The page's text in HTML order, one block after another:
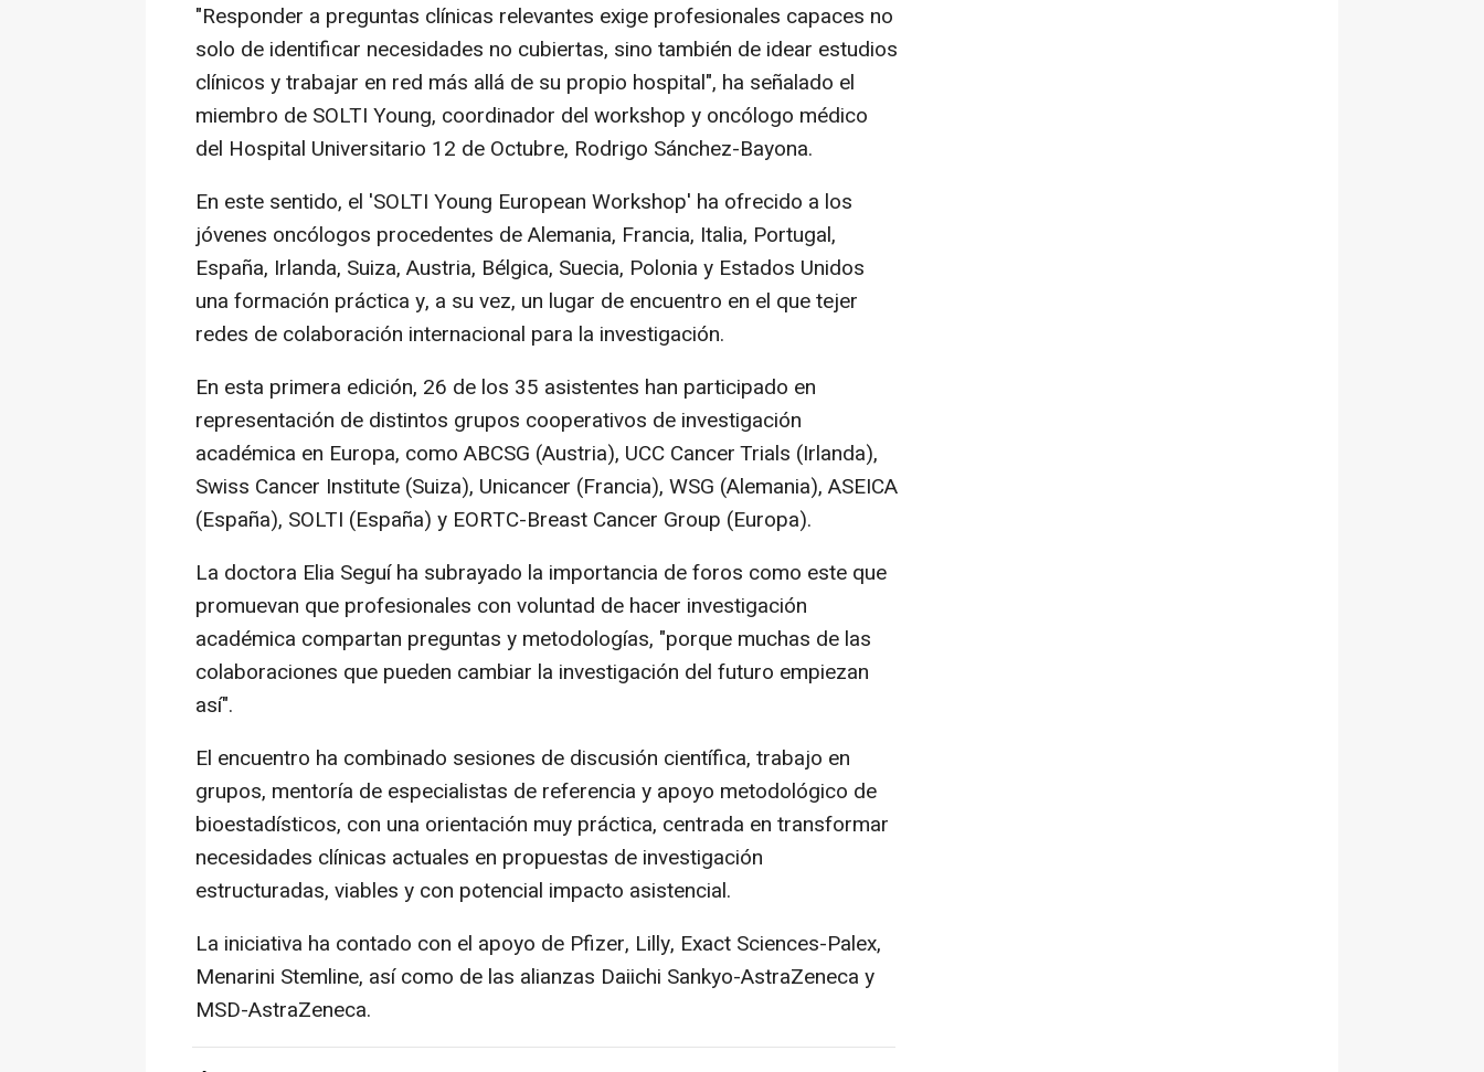
"Responder a preguntas clínicas relevantes exige profesionales capaces no
solo de identificar necesidades no cubiertas, sino también de idear estudios
clínicos y trabajar en red más allá de su propio hospital", ha señalado el
miembro de SOLTI Young, coordinador del workshop y oncólogo médico
del Hospital Universitario 12 de Octubre, Rodrigo Sánchez-Bayona.
En este sentido, el 'SOLTI Young European Workshop' ha ofrecido a los
jóvenes oncólogos procedentes de Alemania, Francia, Italia, Portugal,
España, Irlanda, Suiza, Austria, Bélgica, Suecia, Polonia y Estados Unidos
una formación práctica y, a su vez, un lugar de encuentro en el que tejer
redes de colaboración internacional para la investigación.
En esta primera edición, 26 de los 35 asistentes han participado en
representación de distintos grupos cooperativos de investigación
académica en Europa, como ABCSG (Austria), UCC Cancer Trials (Irlanda),
Swiss Cancer Institute (Suiza), Unicancer (Francia), WSG (Alemania), ASEICA
(España), SOLTI (España) y EORTC-Breast Cancer Group (Europa).
La doctora Elia Seguí ha subrayado la importancia de foros como este que
promuevan que profesionales con voluntad de hacer investigación
académica compartan preguntas y metodologías, "porque muchas de las
colaboraciones que pueden cambiar la investigación del futuro empiezan
así".
El encuentro ha combinado sesiones de discusión científica, trabajo en
grupos, mentoría de especialistas de referencia y apoyo metodológico de
bioestadísticos, con una orientación muy práctica, centrada en transformar
necesidades clínicas actuales en propuestas de investigación
estructuradas, viables y con potencial impacto asistencial.
La iniciativa ha contado con el apoyo de Pfizer, Lilly, Exact Sciences-Palex,
Menarini Stemline, así como de las alianzas Daiichi Sankyo-AstraZeneca y
MSD-AstraZeneca.